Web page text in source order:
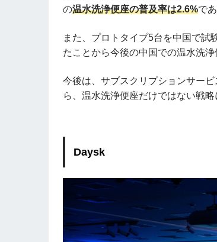
の温水洗浄便座の普及率は2.6%で
また、プロトタイプ5台を中国で試
たことから今後の中国での温水洗
今後は、サブスクリプションサー
ら、温水洗浄便座だけではない戦略
Daysk